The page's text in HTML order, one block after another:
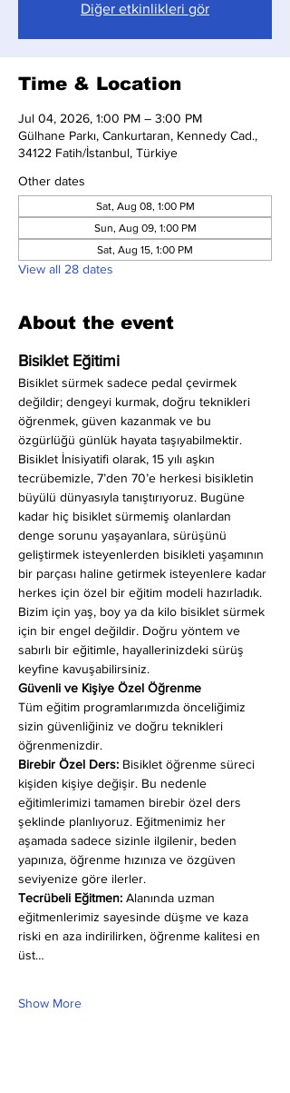
Diğer etkinlikleri gör
Time & Location
Jul 04, 2026, 1:00 PM – 3:00 PM
Gülhane Parkı, Cankurtaran, Kennedy Cad.,
34122 Fatih/İstanbul, Türkiye
Other dates
Sat, Aug 08, 1:00 PM
Sun, Aug 09, 1:00 PM
Sat, Aug 15, 1:00 PM
View all 28 dates
About the event
Bisiklet Eğitimi
Bisiklet sürmek sadece pedal çevirmek
değildir; dengeyi kurmak, doğru teknikleri
öğrenmek, güven kazanmak ve bu
özgürlüğü günlük hayata taşıyabilmektir.
Bisiklet İnisiyatifi olarak, 15 yılı aşkın
tecrübemizle, 7’den 70’e herkesi bisikletin
büyülü dünyasıyla tanıştırıyoruz. Bugüne
kadar hiç bisiklet sürmemiş olanlardan
denge sorunu yaşayanlara, sürüşünü
geliştirmek isteyenlerden bisikleti yaşamının
bir parçası haline getirmek isteyenlere kadar
herkes için özel bir eğitim modeli hazırladık.
Bizim için yaş, boy ya da kilo bisiklet sürmek
için bir engel değildir. Doğru yöntem ve
sabırlı bir eğitimle, hayallerinizdeki sürüş
keyfine kavuşabilirsiniz.
Güvenli ve Kişiye Özel Öğrenme
Tüm eğitim programlarımızda önceliğimiz
sizin güvenliğiniz ve doğru teknikleri
öğrenmenizdir.
Birebir Özel Ders: Bisiklet öğrenme süreci
kişiden kişiye değişir. Bu nedenle
eğitimlerimizi tamamen birebir özel ders
şeklinde planlıyoruz. Eğitmenimiz her
aşamada sadece sizinle ilgilenir, beden
yapınıza, öğrenme hızınıza ve özgüven
seviyenize göre ilerler.
Tecrübeli Eğitmen: Alanında uzman
eğitmenlerimiz sayesinde düşme ve kaza
riski en aza indirilirken, öğrenme kalitesi en
üst…
Show More